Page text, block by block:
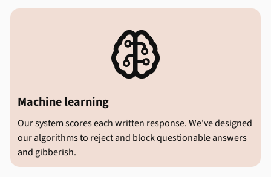

Machine learning
Our system scores each written response. We've designed
our algorithms to reject and block questionable answers
and gibberish.